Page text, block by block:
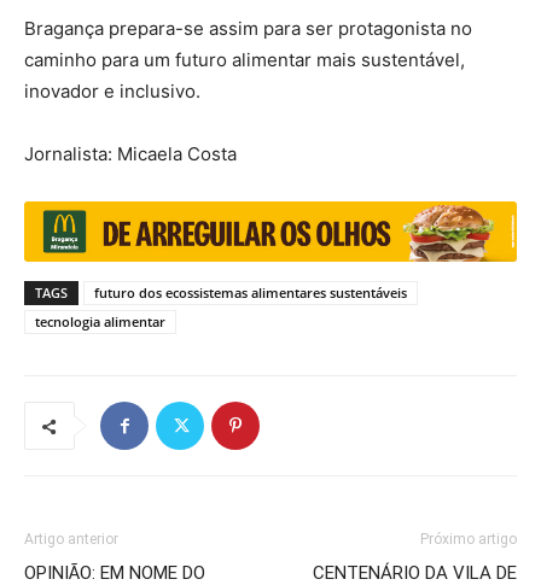
Bragança prepara-se assim para ser protagonista no
caminho para um futuro alimentar mais sustentável,
inovador e inclusivo.
Jornalista: Micaela Costa
TAGS
futuro dos ecossistemas alimentares sustentáveis
tecnologia alimentar
Artigo anterior
OPINIÃO: EM NOME DO
Próximo artigo
CENTENÁRIO DA VILA DE